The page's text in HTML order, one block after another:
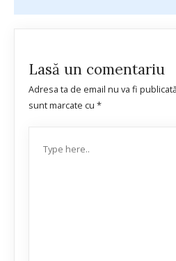
Lasă un comentariu
Adresa ta de email nu va fi
sunt marcate cu *